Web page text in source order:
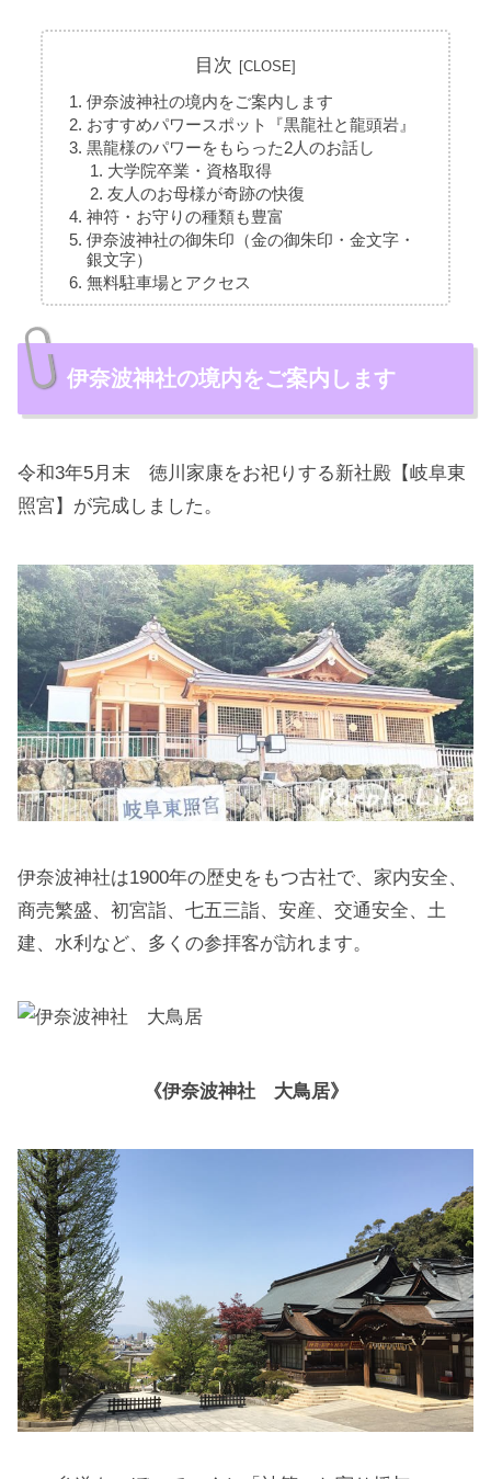
目次
伊奈波神社の境内をご案内します
おすすめパワースポット『黒龍社と龍頭岩』
黒龍様のパワーをもらった2人のお話し
大学院卒業・資格取得
友人のお母様が奇跡の快復
神符・お守りの種類も豊富
伊奈波神社の御朱印（金の御朱印・金文字・
銀文字）
無料駐車場とアクセス
伊奈波神社の境内をご案内します
令和3年5月末 徳川家康をお祀りする新社殿【岐阜東
照宮】が完成しました。
伊奈波神社は1900年の歴史をもつ古社で、家内安全、
商売繁盛、初宮詣、七五三詣、安産、交通安全、土
建、水利など、多くの参拝客が訪れます。
《伊奈波神社 大鳥居》